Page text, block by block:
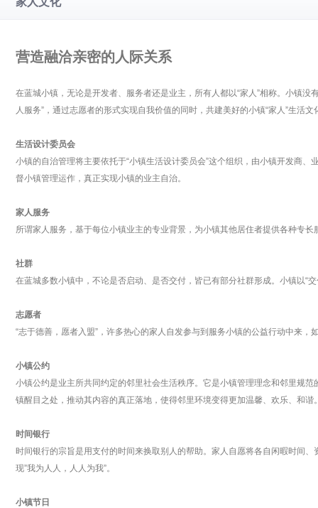
营造融洽亲密的人际关系
在蓝城小镇，无论是开发者、服务者还是业主，所有人都以“家人”相称。小镇
人服务”，通过志愿者的形式实现自我价值的同时，共建美好的小镇“家人”生活文
生活设计委员会
小镇的自治管理将主要依托于“小镇生活设计委员会”这个组织，由小镇开发商
督小镇管理运作，真正实现小镇的业主自治。
家人服务
所谓家人服务，基于每位小镇业主的专业背景，为小镇其他居住者提供各种专
社群
在蓝城多数小镇中，不论是否启动、是否交付，皆已有部分社群形成。小镇以“
志愿者
“志于德善，愿者入盟”，许多热心的家人自发参与到服务小镇的公益行动中来，
小镇公约
小镇公约是业主所共同约定的邻里社会生活秩序。它是小镇管理理念和邻里规
镇醒目之处，推动其内容的真正落地，使得邻里环境变得更加温馨、欢乐、和谐
时间银行
时间银行的宗旨是用支付的时间来换取别人的帮助。家人自愿将各自闲暇时间
现”我为人人，人人为我”。
小镇节日